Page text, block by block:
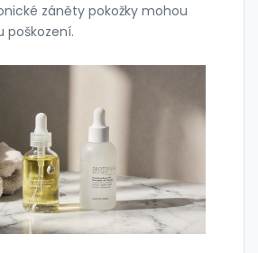
záněty pokožky mohou
poškození.